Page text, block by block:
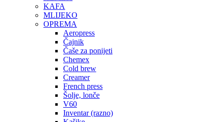
KAFA
MLIJEKO
OPREMA
Aeropress
Čajnik
Čaše za ponijeti
Chemex
Cold brew
Creamer
French press
Šolje, lonče
V60
Inventar (razno)